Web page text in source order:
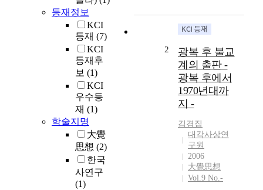
등재정보
KCI
등재 (7)
KCI
등재후
보 (1)
KCI
우수등
재 (1)
학술지명
大覺
思想 (2)
한국
사연구
(1)
2
광복 후 불교
계의 출판 -
광복 후에서
1970년대까
지 -
김경집
대각사상연
구원
2006
大覺思想
Vol.9 No.-